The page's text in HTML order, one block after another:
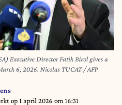
Executive Director Fatih Birol gives a
press conference in Brussels on March 6, 2026. Nicolas TUCAT / AFP
op1 april 2026 om 16:31